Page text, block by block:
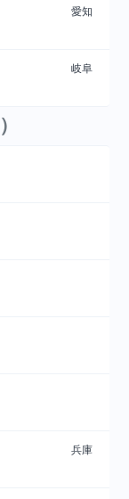
愛知
岐阜
兵庫